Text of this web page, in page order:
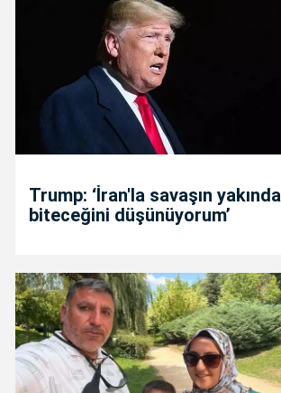
Trump: ‘İran'la savaşın yakında
biteceğini düşünüyorum’